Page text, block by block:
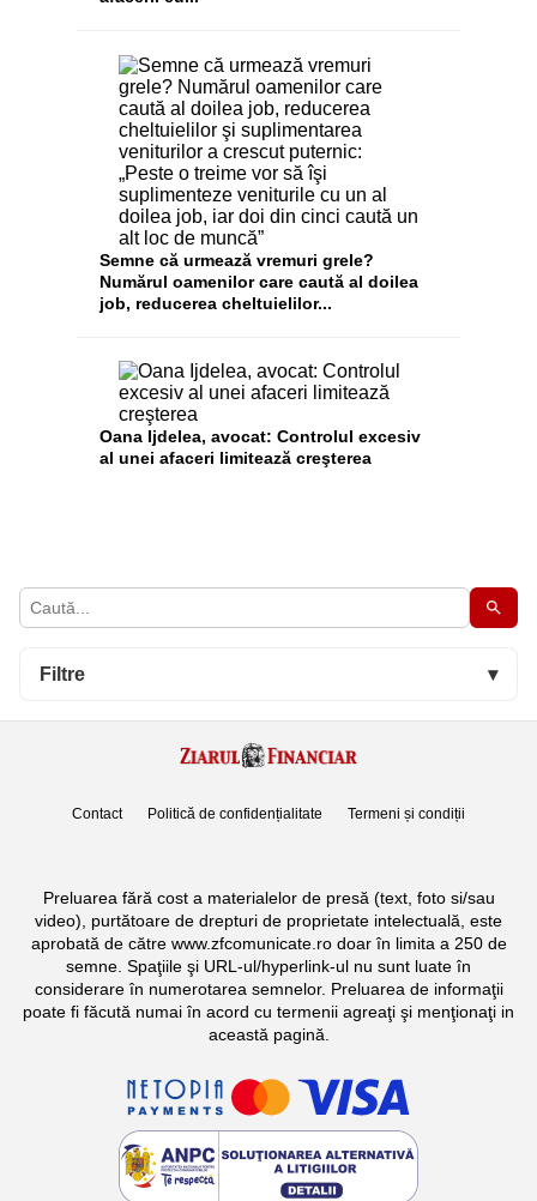
Filtre ▾
Semne că urmează vremuri grele?
Numărul oamenilor care caută al doilea
job, reducerea cheltuielilor...
Oana Ijdelea, avocat: Controlul excesiv
al unei afaceri limitează creşterea
Contact Politică de confidențialitate Termeni și condiții
Preluarea fără cost a materialelor de presă (text, foto si/sau
video), purtătoare de drepturi de proprietate intelectuală, este
aprobată de către www.zfcomunicate.ro doar în limita a 250 de
semne. Spaţiile şi URL-ul/hyperlink-ul nu sunt luate în
considerare în numerotarea semnelor. Preluarea de informaţii
poate fi făcută numai în acord cu termenii agreaţi şi menţionaţi in
această pagină.